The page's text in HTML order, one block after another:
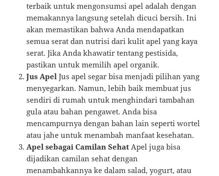
terbaik untuk mengonsumsi apel adalah dengan
memakannya langsung setelah dicuci bersih. Ini
akan memastikan bahwa Anda mendapatkan
semua serat dan nutrisi dari kulit apel yang kaya
serat. Jika Anda khawatir tentang pestisida,
pastikan untuk memilih apel organik.
Jus Apel Jus apel segar bisa menjadi pilihan yang
menyegarkan. Namun, lebih baik membuat jus
sendiri di rumah untuk menghindari tambahan
gula atau bahan pengawet. Anda bisa
mencampurnya dengan bahan lain seperti wortel
atau jahe untuk menambah manfaat kesehatan.
Apel sebagai Camilan Sehat Apel juga bisa
dijadikan camilan sehat dengan
menambahkannya ke dalam salad, yogurt, atau